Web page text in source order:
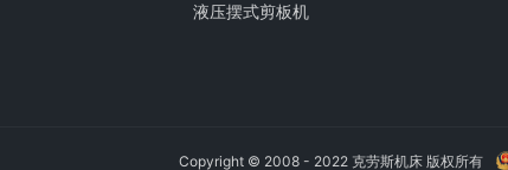
液压摆式剪板机
Copyright © 2008 - 2022 克劳斯机床 版权所有